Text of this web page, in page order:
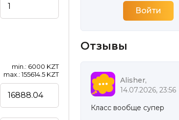
min.: 6000 KZT
max.: 155614.5 KZT
Отзывы
Alisher,
14.07.2026, 23:56
Класс вообще супер